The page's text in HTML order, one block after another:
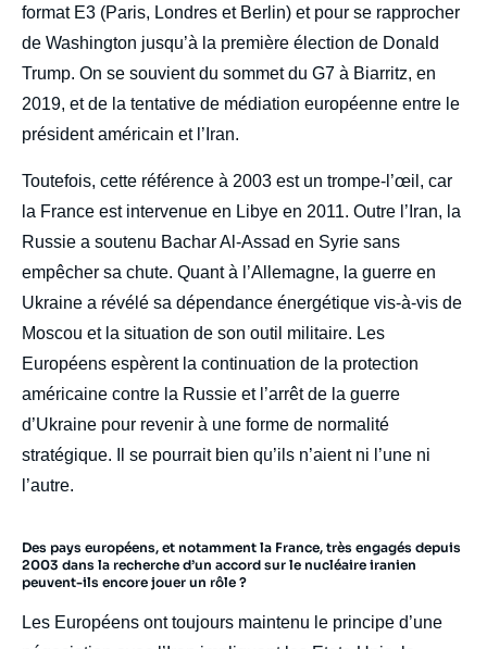
format E3 (Paris, Londres et Berlin) et pour se rapprocher
de Washington jusqu’à la première élection de Donald
Trump. On se souvient du sommet du G7 à Biarritz, en
2019, et de la tentative de médiation européenne entre le
président américain et l’Iran.
Toutefois, cette référence à 2003 est un trompe-l’œil, car
la France est intervenue en Libye en 2011. Outre l’Iran, la
Russie a soutenu Bachar Al-Assad en Syrie sans
empêcher sa chute. Quant à l’Allemagne, la guerre en
Ukraine a révélé sa dépendance énergétique vis-à-vis de
Moscou et la situation de son outil militaire. Les
Européens espèrent la continuation de la protection
américaine contre la Russie et l’arrêt de la guerre
d’Ukraine pour revenir à une forme de normalité
stratégique. Il se pourrait bien qu’ils n’aient ni l’une ni
l’autre.
Des pays européens, et notamment la France, très engagés depuis
2003 dans la recherche d’un accord sur le nucléaire iranien
peuvent-ils encore jouer un rôle ?
Les Européens ont toujours maintenu le principe d’une